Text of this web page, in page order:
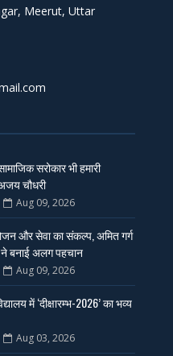
Meerut, Uttar
सरोकार भी हमारी
अजय चौधरी
Aug 09, 2026
और सेवा का संकल्प, अमित गर्ग
बनाई अलग पहचान
Aug 09, 2026
में ‘दीक्षारम्भ-2026’ का भव्य
Aug 03, 2026